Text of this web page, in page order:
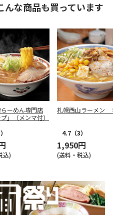
んな商品も買っています
ーめん専門店
プ」（メンマ付）
込)
札幌西山ラーメン
4.7 （3）
1,950円
(送料・税込)